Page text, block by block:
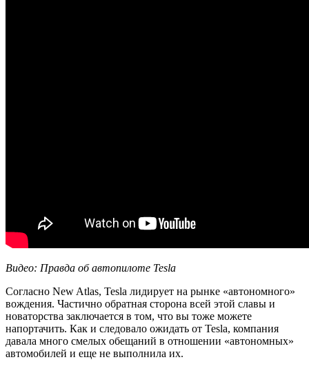
Видео: Правда об автопилоте Tesla
Согласно New Atlas, Tesla лидирует на рынке «автономного»
вождения. Частично обратная сторона всей этой славы и
новаторства заключается в том, что вы тоже можете
напортачить. Как и следовало ожидать от Tesla, компания
давала много смелых обещаний в отношении «автономных»
автомобилей и еще не выполнила их.